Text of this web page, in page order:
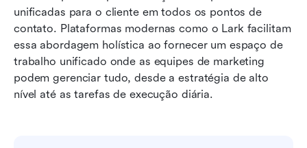
unificadas para o cliente em todos os pontos de
contato. Plataformas modernas como o Lark facilitam
essa abordagem holística ao fornecer um espaço de
trabalho unificado onde as equipes de marketing
podem gerenciar tudo, desde a estratégia de alto
nível até as tarefas de execução diária.